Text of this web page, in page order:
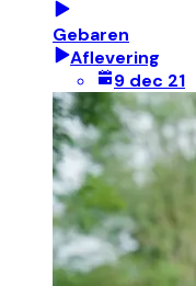
Gebaren
Aflevering
9 dec 21